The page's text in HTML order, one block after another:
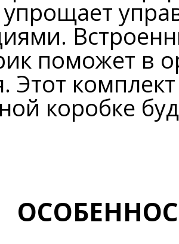
упрощает
поможет в
Этот
коробке